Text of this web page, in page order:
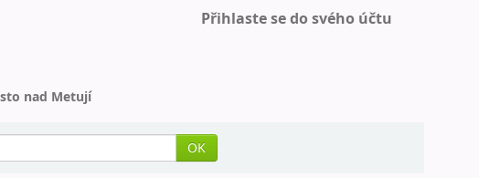
Přihlaste se do svého účtu
nad Metují
OK